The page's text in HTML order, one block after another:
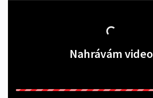
Nahrávám video